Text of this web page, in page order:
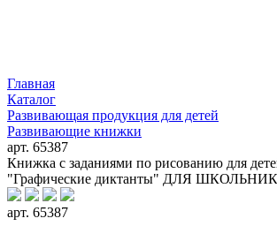
Главная
Каталог
Развивающая продукция для детей
Развивающие книжки
арт. 65387
Книжка с заданиями по рисованию для
"Графические диктанты" ДЛЯ
арт. 65387